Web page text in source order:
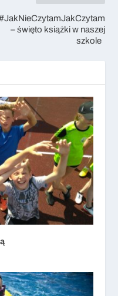
– święto książki w naszej
szkole